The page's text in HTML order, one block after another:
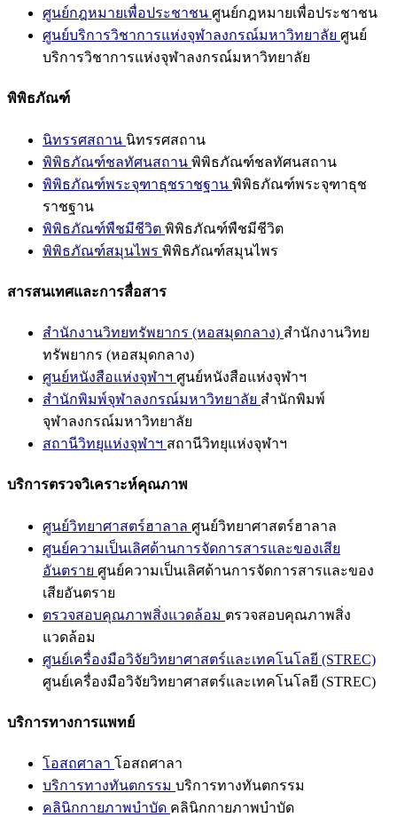
ศูนย์กฎหมายเพื่อประชาชน ศูนย์กฎหมายเพื่อประชาชน
ศูนย์บริการวิชาการแห่งจุฬาลงกรณ์มหาวิทยาลัย ศูนย์
บริการวิชาการแห่งจุฬาลงกรณ์มหาวิทยาลัย
พิพิธภัณฑ์
นิทรรศสถาน นิทรรศสถาน
พิพิธภัณฑ์ชลทัศนสถาน พิพิธภัณฑ์ชลทัศนสถาน
พิพิธภัณฑ์พระจุฑาธุชราชฐาน พิพิธภัณฑ์พระจุฑาธุช
ราชฐาน
พิพิธภัณฑ์พืชมีชีวิต พิพิธภัณฑ์พืชมีชีวิต
พิพิธภัณฑ์สมุนไพร พิพิธภัณฑ์สมุนไพร
สารสนเทศและการสื่อสาร
สำนักงานวิทยทรัพยากร (หอสมุดกลาง) สำนักงานวิทย
ทรัพยากร (หอสมุดกลาง)
ศูนย์หนังสือแห่งจุฬาฯ ศูนย์หนังสือแห่งจุฬาฯ
สำนักพิมพ์จุฬาลงกรณ์มหาวิทยาลัย สำนักพิมพ์
จุฬาลงกรณ์มหาวิทยาลัย
สถานีวิทยุแห่งจุฬาฯ สถานีวิทยุแห่งจุฬาฯ
บริการตรวจวิเคราะห์คุณภาพ
ศูนย์วิทยาศาสตร์ฮาลาล ศูนย์วิทยาศาสตร์ฮาลาล
ศูนย์ความเป็นเลิศด้านการจัดการสารและของเสีย
อันตราย ศูนย์ความเป็นเลิศด้านการจัดการสารและของ
เสียอันตราย
ตรวจสอบคุณภาพสิ่งแวดล้อม ตรวจสอบคุณภาพสิ่ง
แวดล้อม
ศูนย์เครื่องมือวิจัยวิทยาศาสตร์และเทคโนโลยี (STREC)
ศูนย์เครื่องมือวิจัยวิทยาศาสตร์และเทคโนโลยี (STREC)
บริการทางการแพทย์
โอสถศาลา โอสถศาลา
บริการทางทันตกรรม บริการทางทันตกรรม
คลินิกกายภาพบำบัด คลินิกกายภาพบำบัด